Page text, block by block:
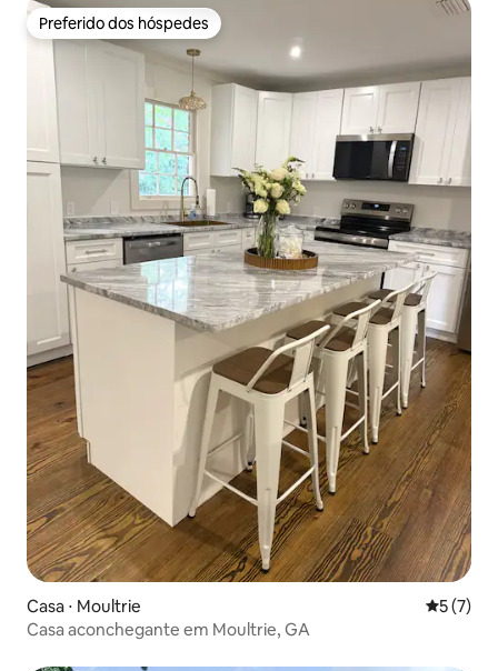
Preferido dos hóspedes
Preferido dos hóspedes
Casa ⋅ Moultrie 5 de
5 (7)
Casa aconchegante em Moultrie, GA